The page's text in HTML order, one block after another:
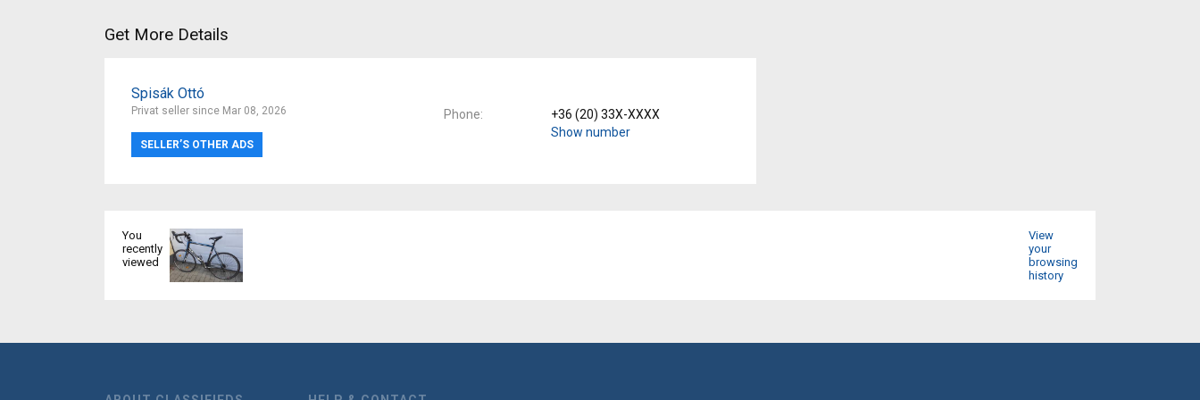
Get More Details
Spisák Ottó
Privat seller since Mar 08, 2026
SELLER’S OTHER ADS
Phone
+36 (20) 33X-XXXX
Show number
You
recently
viewed
View
your
browsing
history